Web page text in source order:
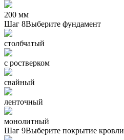
200 мм
Шаг 8Выберите фундамент
столбчатый
с ростверком
свайный
ленточный
монолитный
Шаг 9Выберите покрытие кровли